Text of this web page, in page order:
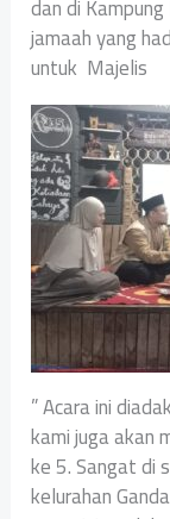
dan di
jamaah yang
untuk Majelis
” Acara ini
kami juga akan
ke 5. Sangat di
kelurahan